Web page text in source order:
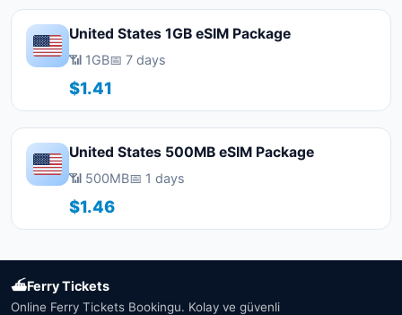
United States 1GB eSIM Package
📶 1GB📅 7 days
$1.41
United States 500MB eSIM Package
📶 500MB📅 1 days
$1.46
⛴Ferry Tickets
Online Ferry Tickets Bookingu. Kolay ve güvenli